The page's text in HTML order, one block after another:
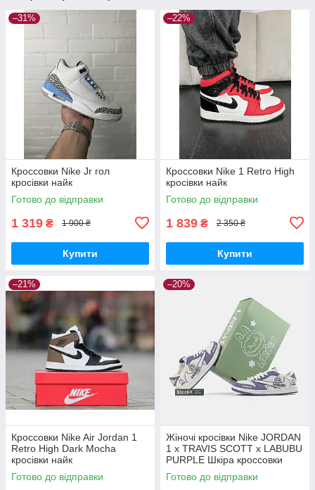
–31%
Кроссовки Nike Jr гол
кросівки найк
Готово до відправки
1 319 ₴ 1 900 ₴
Купити
–22%
Кроссовки Nike 1 Retro High
кросівки найк
Готово до відправки
1 839 ₴ 2 350 ₴
Купити
–21%
Кроссовки Nike Air Jordan 1
Retro High Dark Mocha
кросівки найк
Готово до відправки
–20%
Жіночі кросівки Nike JORDAN
1 x TRAVIS SCOTT x LABUBU
PURPLE Шкіра кроссовки
Nike
Готово до відправки